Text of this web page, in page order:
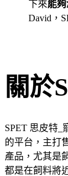
下來能
David，
關於
SPET 思皮特
的平台，主打
產品，尤其是
都是在飼料將